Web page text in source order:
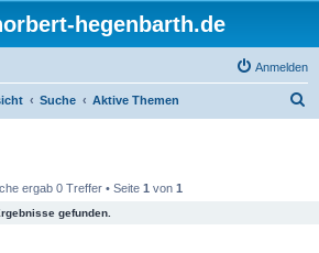
hegenbarth.de
Anmelden
Suche Aktive Themen
ergab 0 Treffer • Seite 1 von 1
gefunden.